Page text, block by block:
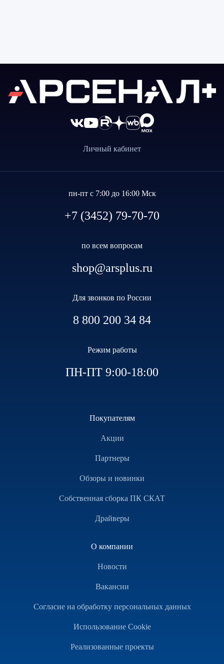
Личный кабинет
пн-пт с 7:00 до 16:00 Мск
+7 (3452) 79-70-70
по всем вопросам
shop@arsplus.ru
Для звонков по России
8 800 200 34 84
Режим работы
ПН-ПТ 9:00-18:00
Покупателям
Акции
Партнеры
Обзоры и новинки
Собственная сборка ПК СКАТ
Драйверы
О компании
Новости
Вакансии
Согласие на обработку персональных данных
Использование Cookie
Реализованные проекты